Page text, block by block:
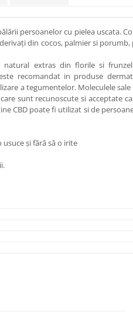
persoanelor cu pielea uscata.
din cocos, palmier si
natural extras din florile si
recomandat in produse
a tegumentelor. Moleculele
sunt recunoscute si acceptate
CBD poate fi utilizat si de
și fără să o irite